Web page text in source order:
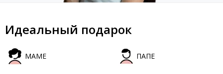
Идеальный подарок
МАМЕ ПАПЕ